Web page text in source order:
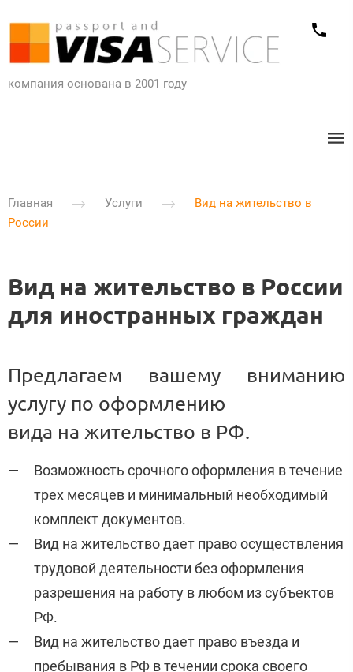
компания основана в 2001 году​
Главная Услуги
Вид на жительство в
России
Вид на жительство в России
для иностранных граждан
Предлагаем вашему вниманию
услугу по оформлению
вида на жительство в РФ.
Возможность срочного оформления в течение
трех месяцев и минимальный необходимый
комплект документов.
Вид на жительство дает право осуществления
трудовой деятельности без оформления
разрешения на работу в любом из субъектов
РФ.
Вид на жительство дает право въезда и
пребывания в РФ в течении срока своего